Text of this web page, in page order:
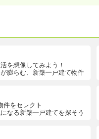
を想像してみよう！
膨らむ、新築一戸建て物件
件をセレクト
なる新築一戸建てを探そう